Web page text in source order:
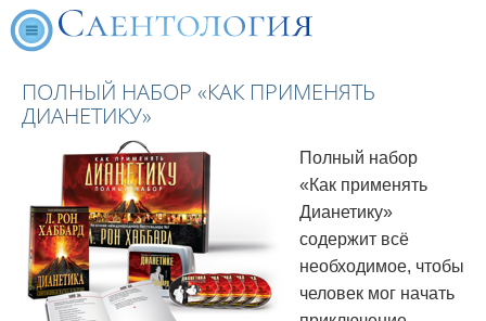
ПОЛНЫЙ НАБОР «КАК ПРИМЕНЯТЬ
ДИАНЕТИКУ»
Полный набор
«Как применять
Дианетику»
содержит всё
необходимое, чтобы
человек мог начать